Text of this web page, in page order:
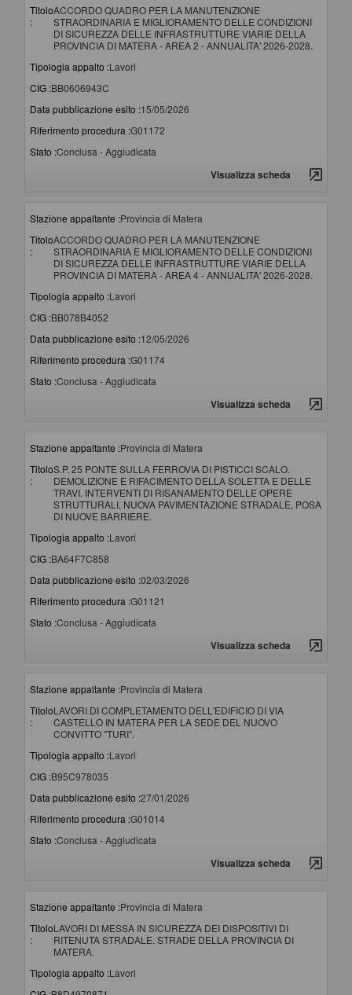
Titolo
:
ACCORDO QUADRO PER LA MANUTENZIONE
STRAORDINARIA E MIGLIORAMENTO DELLE CONDIZIONI
DI SICUREZZA DELLE INFRASTRUTTURE VIARIE DELLA
PROVINCIA DI MATERA - AREA 2 - ANNUALITA' 2026-2028.
Tipologia appalto :Lavori
CIG :BB0606943C
Data pubblicazione esito :15/05/2026
Riferimento procedura :G01172
Stato :Conclusa - Aggiudicata
Visualizza scheda
Stazione appaltante :Provincia di Matera
Titolo
:
ACCORDO QUADRO PER LA MANUTENZIONE
STRAORDINARIA E MIGLIORAMENTO DELLE CONDIZIONI
DI SICUREZZA DELLE INFRASTRUTTURE VIARIE DELLA
PROVINCIA DI MATERA - AREA 4 - ANNUALITA' 2026-2028.
Tipologia appalto :Lavori
CIG :BB078B4052
Data pubblicazione esito :12/05/2026
Riferimento procedura :G01174
Stato :Conclusa - Aggiudicata
Visualizza scheda
Stazione appaltante :Provincia di Matera
Titolo
:
S.P. 25 PONTE SULLA FERROVIA DI PISTICCI SCALO.
DEMOLIZIONE E RIFACIMENTO DELLA SOLETTA E DELLE
TRAVI. INTERVENTI DI RISANAMENTO DELLE OPERE
STRUTTURALI, NUOVA PAVIMENTAZIONE STRADALE, POSA
DI NUOVE BARRIERE.
Tipologia appalto :Lavori
CIG :BA64F7C858
Data pubblicazione esito :02/03/2026
Riferimento procedura :G01121
Stato :Conclusa - Aggiudicata
Visualizza scheda
Stazione appaltante :Provincia di Matera
Titolo
:
LAVORI DI COMPLETAMENTO DELL'EDIFICIO DI VIA
CASTELLO IN MATERA PER LA SEDE DEL NUOVO
CONVITTO "TURI".
Tipologia appalto :Lavori
CIG :B95C978035
Data pubblicazione esito :27/01/2026
Riferimento procedura :G01014
Stato :Conclusa - Aggiudicata
Visualizza scheda
Stazione appaltante :Provincia di Matera
Titolo
:
LAVORI DI MESSA IN SICUREZZA DEI DISPOSITIVI DI
RITENUTA STRADALE. STRADE DELLA PROVINCIA DI
MATERA.
Tipologia appalto :Lavori